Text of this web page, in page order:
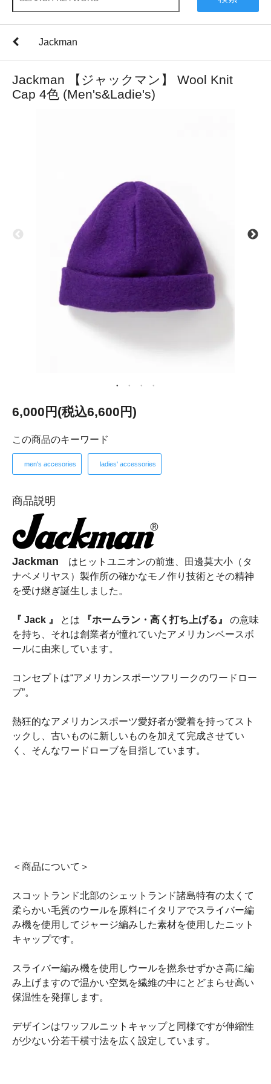
Jackman
Jackman 【ジャックマン】 Wool Knit
Cap 4色 (Men's&Ladie's)
6,000円(税込6,600円)
この商品のキーワード
men's accesories ladies' accessories
商品説明
Jackman はヒットユニオンの前進、田邊莫大小（タ
ナベメリヤス）製作所の確かなモノ作り技術とその精神
を受け継ぎ誕生しました。
『 Jack 』 とは 『ホームラン・高く打ち上げる』
の意味
を持ち、それは創業者が憧れていたアメリカンベースボ
ールに由来しています。
コンセプトは“アメリカンスポーツフリークのワードロー
ブ”。
熱狂的なアメリカンスポーツ愛好者が愛着を持ってスト
ックし、古いものに新しいものを加えて完成させてい
く、そんなワードローブを目指しています。
＜商品について＞
スコットランド北部のシェットランド諸島特有の太くて
柔らかい毛質のウールを原料にイタリアでスライバー編
み機を使用してジャージ編みした素材を使用したニット
キャップです。
スライバー編み機を使用しウールを撚糸せずかさ高に編
み上げますので温かい空気を繊維の中にとどまらせ高い
保温性を発揮します。
デザインはワッフルニットキャップと同様ですが伸縮性
が少ない分若干横寸法を広く設定しています。